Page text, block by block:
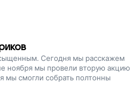
Сегодня мы расскажем
ноября мы провели вторую акцию
смогли собрать полтонны